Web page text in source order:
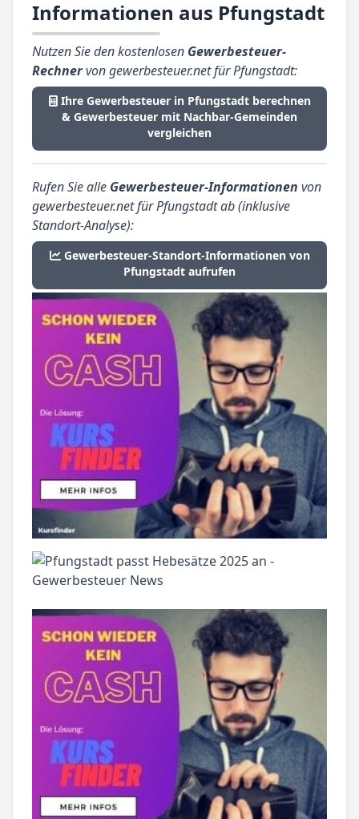
Informationen aus Pfungstadt
Nutzen Sie den kostenlosen Gewerbesteuer-
Rechnervon gewerbesteuer.net für Pfungstadt:
Ihre Gewerbesteuer in Pfungstadt berechnen
& Gewerbesteuer mit Nachbar-Gemeinden
vergleichen
Rufen Sie alle Gewerbesteuer-Informationen von
gewerbesteuer.net für Pfungstadt ab (inklusive
Standort-Analyse):
Gewerbesteuer-Standort-Informationen von
Pfungstadt aufrufen